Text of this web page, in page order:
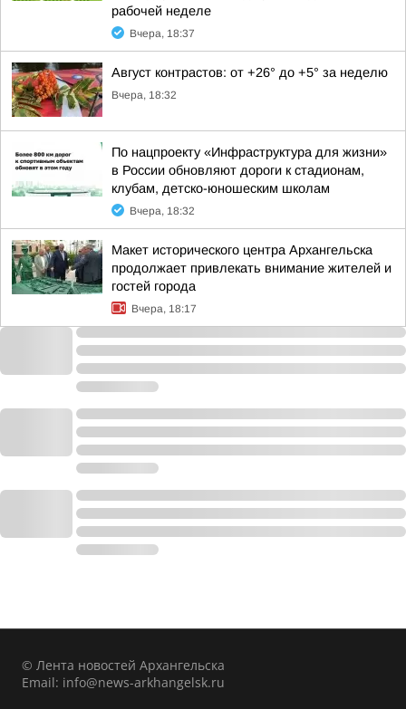
рабочей неделе
Вчера, 18:37
Август контрастов: от +26° до +5° за неделю
Вчера, 18:32
По нацпроекту «Инфраструктура для жизни»
в России обновляют дороги к стадионам,
клубам, детско-юношеским школам
Вчера, 18:32
Макет исторического центра Архангельска
продолжает привлекать внимание жителей и
гостей города
Вчера, 18:17
© Лента новостей Архангельска
Email: info@news-arkhangelsk.ru